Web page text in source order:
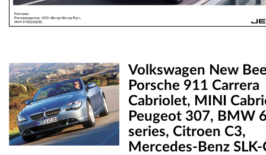
Volkswagen New
Porsche 911 Carrera
Cabriolet, MINI
Peugeot 307, BMW
series, Citroen C3,
Mercedes-Benz SLK-